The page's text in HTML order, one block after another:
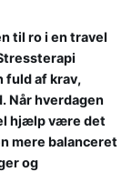
til ro i en travel
fuld af krav,
Når hverdagen
hjælp være det
mere balanceret
og